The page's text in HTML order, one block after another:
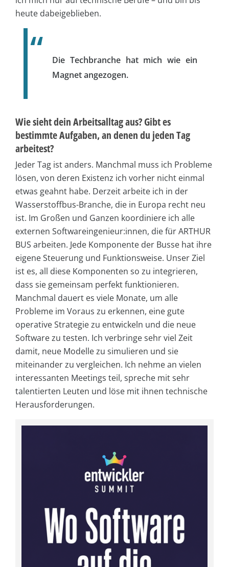
heute dabeigeblieben.
Die Techbranche hat mich wie ein
Magnet angezogen.
Wie sieht dein Arbeitsalltag aus? Gibt es
bestimmte Aufgaben, an denen du jeden Tag
arbeitest?
Jeder Tag ist anders. Manchmal muss ich Probleme
lösen, von deren Existenz ich vorher nicht einmal
etwas geahnt habe. Derzeit arbeite ich in der
Wasserstoffbus-Branche, die in Europa recht neu
ist. Im Großen und Ganzen koordiniere ich alle
externen Softwareingenieur:innen, die für ARTHUR
BUS arbeiten. Jede Komponente der Busse hat ihre
eigene Steuerung und Funktionsweise. Unser Ziel
ist es, all diese Komponenten so zu integrieren,
dass sie gemeinsam perfekt funktionieren.
Manchmal dauert es viele Monate, um alle
Probleme im Voraus zu erkennen, eine gute
operative Strategie zu entwickeln und die neue
Software zu testen. Ich verbringe sehr viel Zeit
damit, neue Modelle zu simulieren und sie
miteinander zu vergleichen. Ich nehme an vielen
interessanten Meetings teil, spreche mit sehr
talentierten Leuten und löse mit ihnen technische
Herausforderungen.